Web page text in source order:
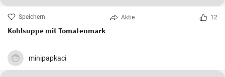
Speichern Aktie 12
Kohlsuppe mit Tomatenmark
minipapkaci